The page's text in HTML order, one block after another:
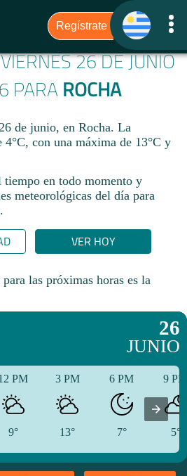
26 DE JUNIO
PARA ROCHA
de junio, en Rocha. La
4°C, con una máxima de 13°C y
en todo momento y
meteorológicas del día para
VER HOY
las próximas horas es la
26
JUNIO
PM
9°
3 PM
13°
6 PM
7°
9
5°